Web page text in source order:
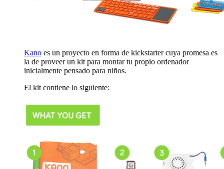
Kano es un proyecto en forma de kickstarter cuya promesa es
la de proveer un kit para montar tu propio ordenador
inicialmente pensado para niños.
El kit contiene lo siguiente: